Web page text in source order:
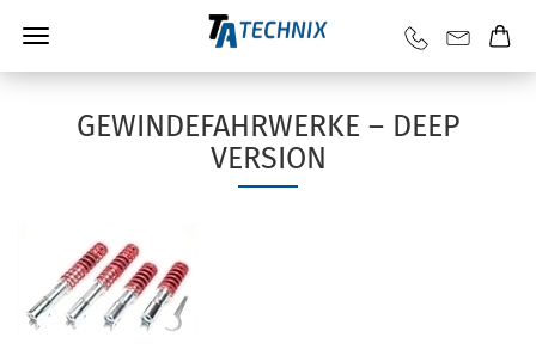
GEWINDEFAHRWERKE – DEEP
VERSION